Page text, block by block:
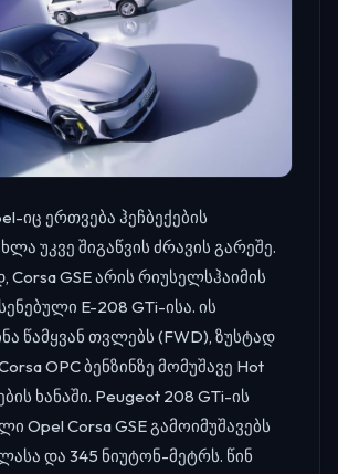
იც ერთვება ჰეჩბექების
უკვე შიგაწვის ძრავის გარეშე.
GSE არის რიუსელსჰაიმის
E-208 GTi-ისა. ის
წამყვან თვლებს (FWD), ზუსტად
OPC ბენზინზე მომუშავე Hot
ხანაში. Peugeot 208 GTi-ის
Opel Corsa GSE გამოიმუშავებს
და 345 ნიუტონ-მეტრს. წინ